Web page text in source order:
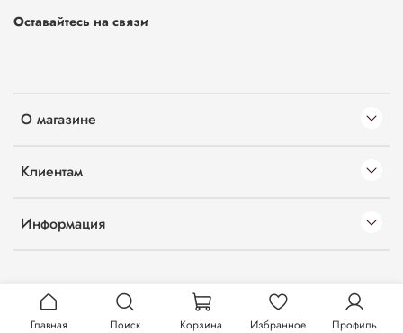
О магазине
Клиентам
Информация
Оставайтесь на связи
Главная Поиск Корзина Избранное Профиль